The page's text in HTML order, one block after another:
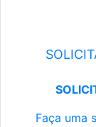
Faça uma